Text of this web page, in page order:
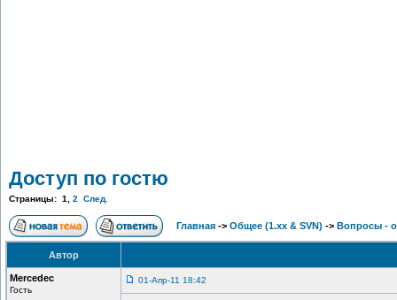
Доступ по гостю
Страницы: 1 2 След.
Главная -> Общее (1.хх & SVN) -> Вопросы -
Автор
Mercedec
Гость
01-Апр-11 18:42